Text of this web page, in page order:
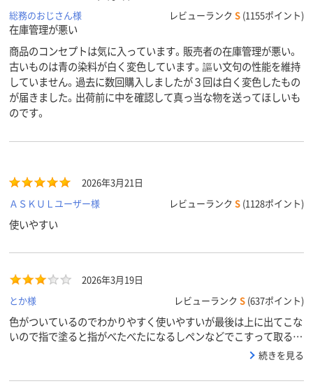
総務のおじさん様
レビューランク S (1155ポイント)
在庫管理が悪い
商品のコンセプトは気に入っています。販売者の在庫管理が悪い。
古いものは青の染料が白く変色しています。謳い文句の性能を維持
していません。過去に数回購入しましたが３回は白く変色したもの
が届きました。出荷前に中を確認して真っ当な物を送ってほしいも
のです。
2026年3月21日
ＡＳＫＵＬユーザー様
レビューランク S (1128ポイント)
使いやすい
2026年3月19日
とか様
レビューランク S (637ポイント)
色がついているのでわかりやすく使いやすいが最後は上に出てこな
いので指で塗ると指がべたべたになるしペンなどでこすって取ると
ペンがごてごてになるし最後になると嫌な思いをするがまあまあの
続きを見る